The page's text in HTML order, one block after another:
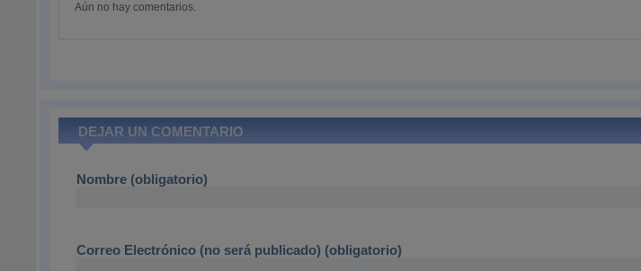
Aún no hay comentarios.
DEJAR UN COMENTARIO
Nombre (obligatorio)
Correo Electrónico (no será publicado) (obligatorio)